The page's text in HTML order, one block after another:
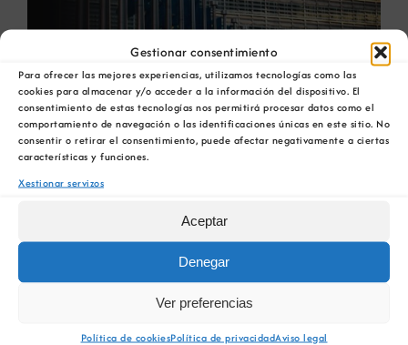
Gestionar consentimiento
Para ofrecer las mejores experiencias, utilizamos tecnologías como las
cookies para almacenar y/o acceder a la información del dispositivo. El
consentimiento de estas tecnologías nos permitirá procesar datos como el
comportamiento de navegación o las identificaciones únicas en este sitio. No
consentir o retirar el consentimiento, puede afectar negativamente a ciertas
características y funciones.
Xestionar servizos
Aceptar
Denegar
Ver preferencias
Política de cookiesPolítica de privacidadAviso legal
Europa prepara a nova Lei
de Materias primas
minerais
O pasado 31 de marzo, tras a Asemblea da